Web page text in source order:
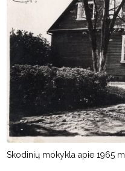
Skodinių mokykla apie 1965 m.